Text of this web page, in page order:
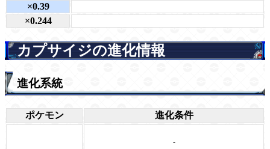
×0.39
×0.244
カプサイジの進化情報
進化系統
ポケモン 進化条件
-